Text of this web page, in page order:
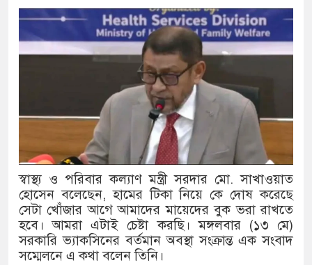
অত্যাচারের ছবি যেন আর তুলতে
আলাল
‘গুলশানের চামেলি’তে ভিন্ন
যৌনকর্মীর দালাল চরিত্রে
সারজিস-পাটোয়ারীসহ ১০ জনের
গুলশান থেকে সাবেক মন্ত্রী লতিফ
‘স্কুটি নাকি গোল্ড?’
এর ফ্রিডম ব্র্যান্ড, বাড়ল ক্যাম্পেইনের
স্বাস্থ্য ও পরিবার কল্যাণ মন্ত্রী সরদার মো. সাখাওয়াত
হোসেন বলেছেন, হামের টিকা নিয়ে কে দোষ করেছে
সেটা খোঁজার আগে আমাদের মায়েদের বুক ভরা রাখতে
হবে। আমরা এটাই চেষ্টা করছি। মঙ্গলবার (১৩ মে)
সরকারি ভ্যাকসিনের বর্তমান অবস্থা সংক্রান্ত এক সংবাদ
সম্মেলনে এ কথা বলেন তিনি।